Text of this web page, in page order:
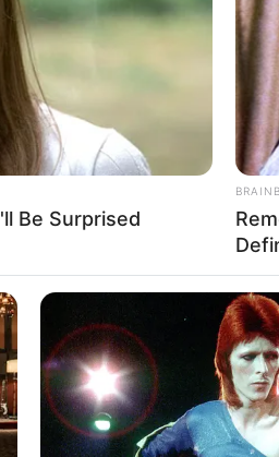
Be Surprised